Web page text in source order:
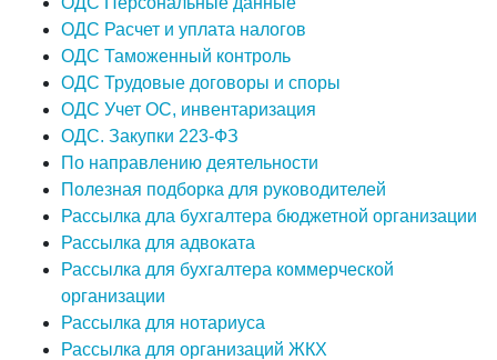
ОДС Расчет и уплата налогов
ОДС Таможенный контроль
ОДС Трудовые договоры и споры
ОДС Учет ОС, инвентаризация
ОДС. Закупки 223-ФЗ
По направлению деятельности
Полезная подборка для руководителей
Рассылка дла бухгалтера бюджетной организации
Рассылка для адвоката
Рассылка для бухгалтера коммерческой
организации
Рассылка для нотариуса
Рассылка для организаций ЖКХ